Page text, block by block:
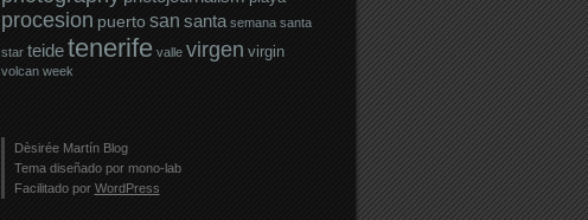
procesion puerto san santa semana santa
star teide tenerife valle virgen virgin
volcan week
Dèsirée Martín Blog
Tema diseñado por mono-lab
Facilitado por WordPress